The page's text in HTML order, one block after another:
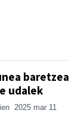
baretzea
udalek
2025 mar 11